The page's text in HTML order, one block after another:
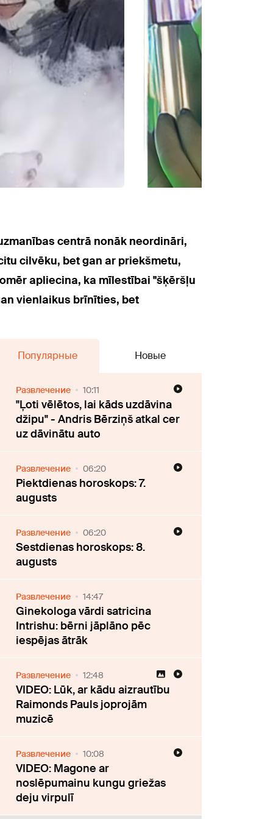
centrā nonāk neordināri,
cilvēku, bet gan ar priekšmetu,
apliecina, ka mīlestībai "šķēršļu
vienlaikus brīnīties, bet
Популярные Новые
Развлечение 10:11
"Ļoti vēlētos, lai kāds uzdāvina
džipu" - Andris Bērziņš atkal cer
uz dāvinātu auto
Развлечение 06:20
Piektdienas horoskops: 7.
augusts
Развлечение 06:20
Sestdienas horoskops: 8.
augusts
Развлечение 14:47
Ginekologa vārdi satricina
Intrishu: bērni jāplāno pēc
iespējas ātrāk
Развлечение 12:48
VIDEO: Lūk, ar kādu aizrautību
Raimonds Pauls joprojām
muzicē
Развлечение 10:08
VIDEO: Magone ar
noslēpumainu kungu griežas
deju virpulī